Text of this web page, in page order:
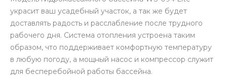
украсит ваш усадебный участок, а так же будет
доставлять радость и расслабление после трудного
рабочего дня. Система отопления устроена таким
образом, что поддерживает комфортную температуру
в любую погоду, а мощный насос и компрессор служит
для бесперебойной работы бассейна.